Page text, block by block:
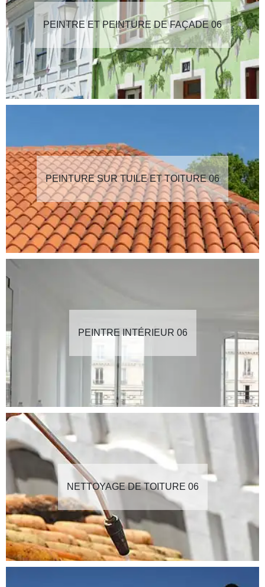
PEINTRE ET PEINTURE DE FAÇADE 06
PEINTURE SUR TUILE ET TOITURE 06
PEINTRE INTÉRIEUR 06
NETTOYAGE DE TOITURE 06